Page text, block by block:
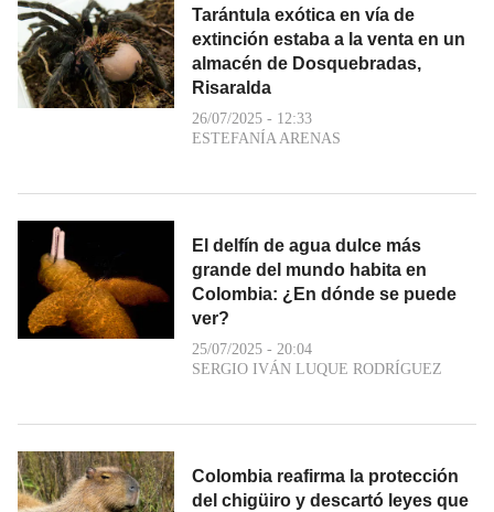
Tarántula exótica en vía de
extinción estaba a la venta en un
almacén de Dosquebradas,
Risaralda
26/07/2025 - 12:33
ESTEFANÍA ARENAS
El delfín de agua dulce más
grande del mundo habita en
Colombia: ¿En dónde se puede
ver?
25/07/2025 - 20:04
SERGIO IVÁN LUQUE RODRÍGUEZ
Colombia reafirma la protección
del chigüiro y descartó leyes que